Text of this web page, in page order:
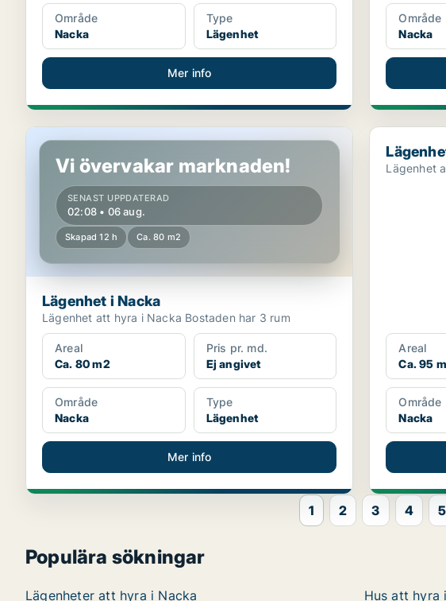
Område
Nacka
Type
Lägenhet
Mer info
Område
Nacka
Lägenhet i Nacka
Vi övervakar marknaden!
SENAST UPPDATERAD
02:08 • 06 aug.
Skapad 12 h Ca. 80 m2
Lägenhet i Nacka
Lägenhet att hyra i Nacka Bostaden har 3 rum
Areal
Ca. 80 m2
Pris pr. md.
Ej angivet
Område
Nacka
Type
Lägenhet
Mer info
Lägenhet i
Areal
Ca. 95
Område
Nacka
1 2 3 4 5
Populära sökningar
Lägenheter att hyra i Nacka Hus att hyra